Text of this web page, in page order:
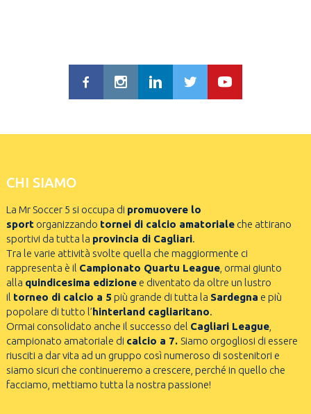
CHI SIAMO
La Mr Soccer 5 si occupa di promuovere lo
sportorganizzando tornei di calcio amatorialeche attirano
sportivi da tutta la provincia di Cagliari.
Tra le varie attività svolte quella che maggiormente ci
rappresenta è il Campionato Quartu League, ormai giunto
alla quindicesima edizionee diventato da oltre un lustro
il torneo di calcio a 5 più grande di tutta la Sardegna e più
popolare di tutto l’hinterland cagliaritano.
Ormai consolidato anche il successo del Cagliari League,
campionato amatoriale di calcio a 7. Siamo orgogliosi di essere
riusciti a dar vita ad un gruppo così numeroso di sostenitori e
siamo sicuri che continueremo a crescere, perché in quello che
facciamo, mettiamo tutta la nostra passione!